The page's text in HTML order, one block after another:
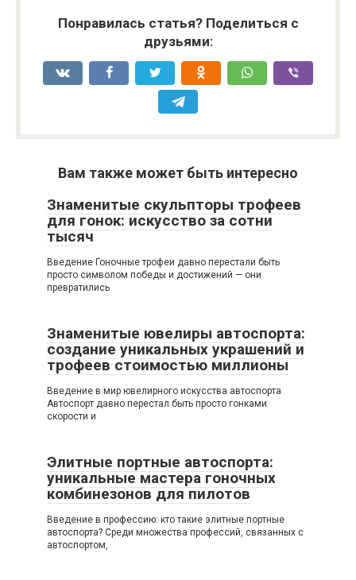
Понравилась статья? Поделиться с
друзьями:
Вам также может быть интересно
Знаменитые скульпторы трофеев
для гонок: искусство за сотни
тысяч
Введение Гоночные трофеи давно перестали быть
просто символом победы и достижений — они
превратились
Знаменитые ювелиры автоспорта:
создание уникальных украшений и
трофеев стоимостью миллионы
Введение в мир ювелирного искусства автоспорта
Автоспорт давно перестал быть просто гонками
скорости и
Элитные портные автоспорта:
уникальные мастера гоночных
комбинезонов для пилотов
Введение в профессию: кто такие элитные портные
автоспорта? Среди множества профессий, связанных с
автоспортом,